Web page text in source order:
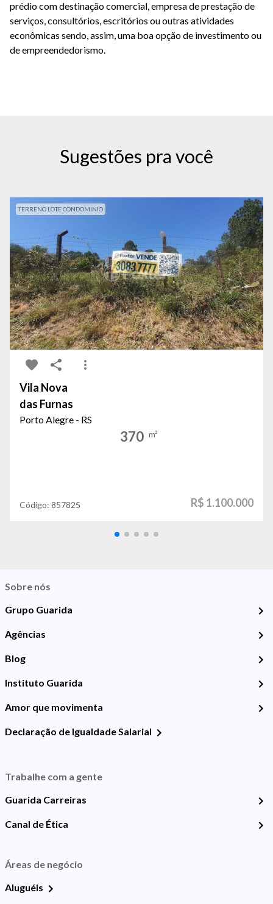
prédio com destinação comercial, empresa de prestação de
serviços, consultórios, escritórios ou outras atividades
econômicas sendo, assim, uma boa opção de investimento ou
de empreendedorismo.
Sugestões pra você
TERRENO LOTE CONDOMINIO
Vila Nova
das Furnas
Porto Alegre - RS
370 m²
Código: 857825 R$ 1.100.000
Sobre nós
Grupo Guarida
Agências
Blog
Instituto Guarida
Amor que movimenta
Declaração de Igualdade Salarial
Trabalhe com a gente
Guarida Carreiras
Canal de Ética
Áreas de negócio
Aluguéis